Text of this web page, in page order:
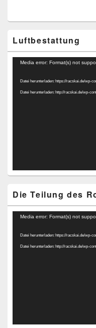
Luftbestattung
Video-
Media error: Format(s) not
Datei herunterladen: https://racskai.de/wp-
Datei herunterladen: http://racskai.de/wp-
Die Teilung des
Video-
Media error: Format(s) not
Datei herunterladen: https://racskai.de/wp-
Datei herunterladen: http://racskai.de/wp-